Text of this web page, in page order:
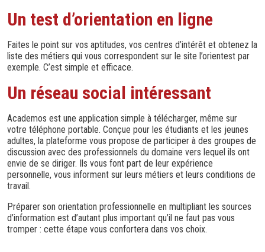
Un test d’orientation en ligne
Faites le point sur vos aptitudes, vos centres d’intérêt et obtenez la
liste des métiers qui vous correspondent sur le site l’orientest par
exemple. C’est simple et efficace.
Un réseau social intéressant
Academos est une application simple à télécharger, même sur
votre téléphone portable. Conçue pour les étudiants et les jeunes
adultes, la plateforme vous propose de participer à des groupes de
discussion avec des professionnels du domaine vers lequel ils ont
envie de se diriger. Ils vous font part de leur expérience
personnelle, vous informent sur leurs métiers et leurs conditions de
travail.
Préparer son orientation professionnelle en multipliant les sources
d’information est d’autant plus important qu’il ne faut pas vous
tromper : cette étape vous confortera dans vos choix.